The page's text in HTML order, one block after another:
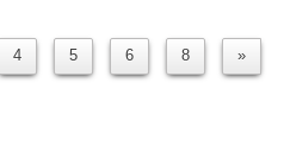
4 5 6 8 »